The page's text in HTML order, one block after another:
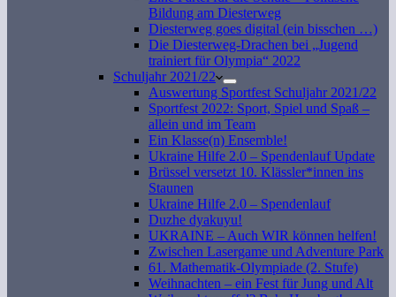
Bildung am Diesterweg
Diesterweg goes digital (ein bisschen …)
Die Diesterweg-Drachen bei „Jugend
trainiert für Olympia“ 2022
Schuljahr 2021/22
Auswertung Sportfest Schuljahr 2021/22
Sportfest 2022: Sport, Spiel und Spaß –
allein und im Team
Ein Klasse(n) Ensemble!
Ukraine Hilfe 2.0 – Spendenlauf Update
Brüssel versetzt 10. Klässler*innen ins
Staunen
Ukraine Hilfe 2.0 – Spendenlauf
Duzhe dyakuyu!
UKRAINE – Auch WIR können helfen!
Zwischen Lasergame und Adventure Park
61. Mathematik-Olympiade (2. Stufe)
Weihnachten – ein Fest für Jung und Alt